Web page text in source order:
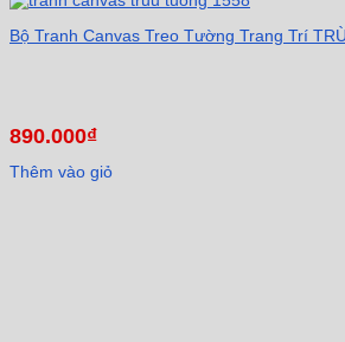
Bộ Tranh Canvas Treo Tường Trang Trí
890.000₫
Thêm vào giỏ